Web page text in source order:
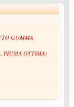
GOMMA
PIUMA OTTIMA)